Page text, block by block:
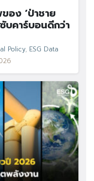
อง ‘ป่าชาย
บคาร์บอนดีกว่า
Policy, ESG Data